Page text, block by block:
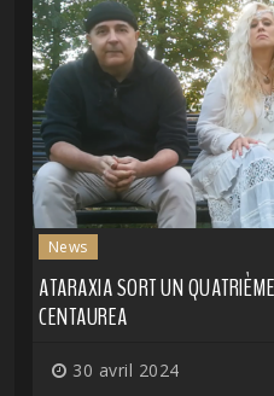
News
ATARAXIA SORT UN
CENTAUREA
30 avril 2024